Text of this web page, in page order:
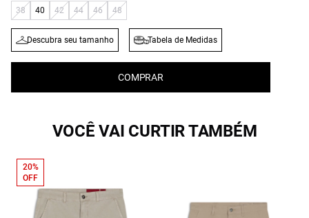
38 40 42 44 46 48
Descubra seu tamanho Tabela de Medidas
COMPRAR
VOCÊ VAI CURTIR TAMBÉM
20%
OFF